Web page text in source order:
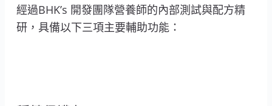
經過BHK’s 開發團隊營養師的內部測試與配方精
研，具備以下三項主要輔助功能：